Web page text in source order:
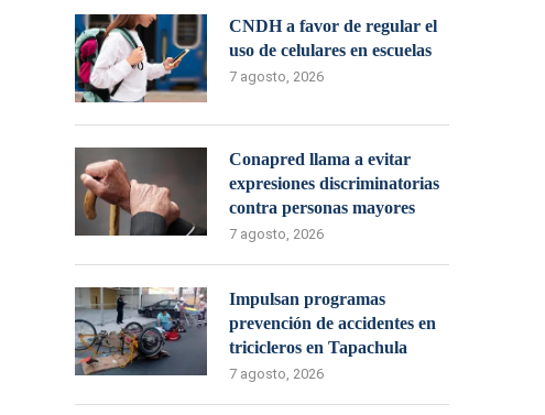
CNDH a favor de regular el
uso de celulares en escuelas
7 agosto, 2026
Conapred llama a evitar
expresiones discriminatorias
contra personas mayores
7 agosto, 2026
Impulsan programas
prevención de accidentes en
tricicleros en Tapachula
7 agosto, 2026